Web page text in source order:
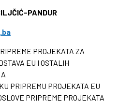
PANDUR
PROJEKATA ZA
EU I OSTALIH
PRIPREMU PROJEKATA EU
PRIPREME PROJEKATA